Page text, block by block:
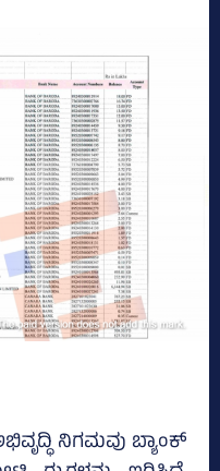
ನಿಗಮವು ಬ್ಯಾಂಕ್‌